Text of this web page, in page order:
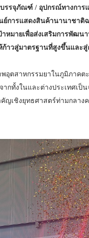
รรจุภัณฑ์ / อุปกรณ์ทางกา
ย์การแสดงสินค้านานาชา
หมายเพื่อส่งเสริมการพัฒ
าวสู่มาตรฐานที่สูงขึ้นและสู่
พอุตสาหกรรมยาในภูมิภาค
ากทั้งในและต่างประเทศเ
ญเชิงยุทธศาสตร์ท่ามกลา